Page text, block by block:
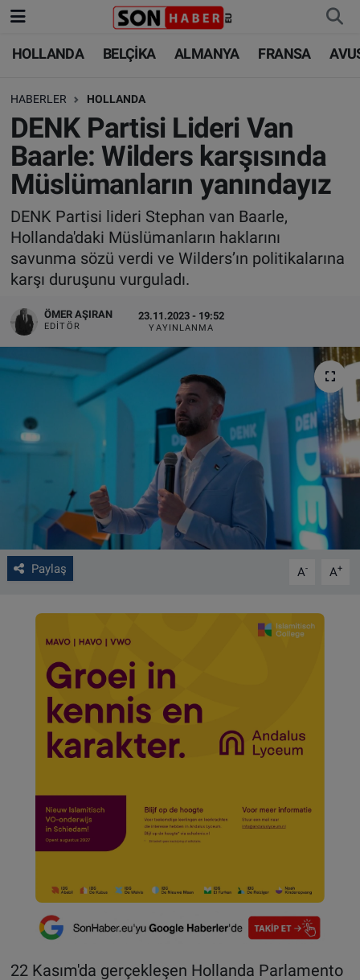
HOLLANDA BELÇİKA ALMANYA FRANSA
HABERLER HOLLANDA
DENK Partisi Lideri Van
Baarle: Wilders karşısında
Müslümanların yanındayız
DENK Partisi lideri Stephan van Baarle,
Hollanda'daki Müslümanların haklarını
savunma sözü verdi ve Wilders’ın politikalarına
karşı duruşunu vurguladı.
ÖMER AŞIRAN
EDITÖR
23.11.2023 - 19:52
YAYINLANMA
Paylaş A- A+
22 Kasım'da gerçekleşen Hollanda Parlamento
HOLLANDA
BELÇİKA
ALMANYA
FRANSA
AVUSTURYA
SAĞLIK - YAŞAM
BİLİM-TEKNOLOJİ
HOLLANDA
BELÇİKA
ALMANYA
TÜRKİYE
DÜNYA
BİLİM-TEKNOLOJİ
SAĞLIK
FOTO GALERİ
VIDEO GALERİ
ALGEMENE VOORWAARDEN
Çerez Politikası
Nöbetçi Eczaneler
Hava Durumu
Trafik Durumu
Süper Lig Puan Durumu ve Fikstür
Tüm Manşetler
Son Dakika Haberleri
Haber Arşivi